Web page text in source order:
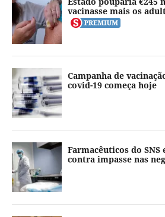
vacinasse mais os
Campanha de
covid-19 começa hoje
Farmacêuticos do
contra impasse nas